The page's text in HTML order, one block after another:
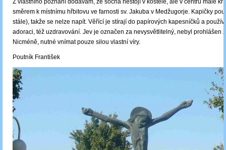
Z vlastního poznání dodávám, že socha nestojí v kostele, ale v centru malé
směrem k místnímu hřbitovu ve farnosti sv. Jakuba v Medžugorje. Kapičky
stále), takže se nelze napít. Věřící je stírají do papírových kapesníčků a
adoraci, též uzdravování. Jev je označen za nevysvětlitelný, nebyl prohlášen
Nicméně, nutné vnímat pouze silou vlastní víry.
Poutník František